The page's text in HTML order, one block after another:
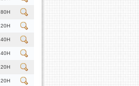
80H
20H
40H
40H
20H
20H